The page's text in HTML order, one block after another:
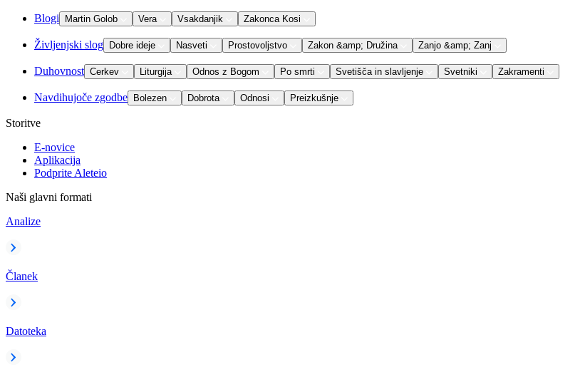
Blogi Martin Golob Vera Vsakdanjik Zakonca Kosi
Življenjski slog Dobre ideje Nasveti Prostovoljstvo Zakon &amp; Družina Zanjo &amp; Zanj
Duhovnost Cerkev Liturgija Odnos z Bogom Po smrti Svetišča in slavljenje Svetniki Zakramenti
Navdihujoče zgodbe Bolezen Dobrota Odnosi Preizkušnje
Storitve
E-novice
Aplikacija
Podprite Aleteio
Naši glavni formati
Analize
Članek
Datoteka